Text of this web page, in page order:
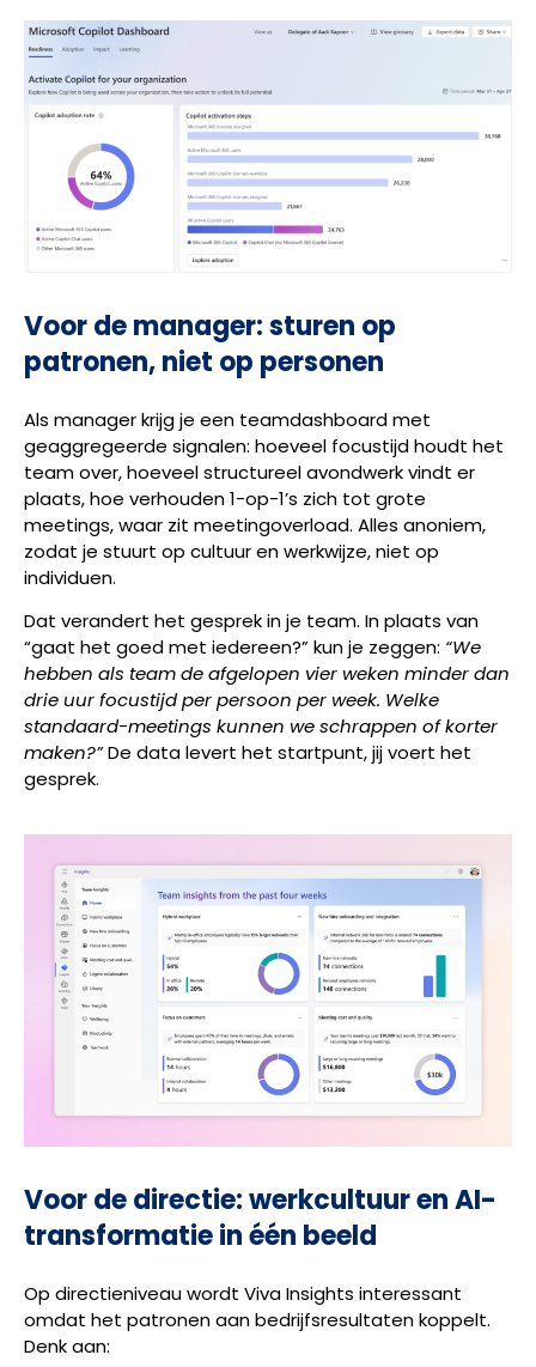
Voor de manager: sturen op
patronen, niet op personen
Als manager krijg je een teamdashboard met
geaggregeerde signalen: hoeveel focustijd houdt het
team over, hoeveel structureel avondwerk vindt er
plaats, hoe verhouden 1-op-1’s zich tot grote
meetings, waar zit meetingoverload. Alles anoniem,
zodat je stuurt op cultuur en werkwijze, niet op
individuen.
Dat verandert het gesprek in je team. In plaats van
“gaat het goed met iedereen?” kun je zeggen: “We
hebben als team de afgelopen vier weken minder dan
drie uur focustijd per persoon per week. Welke
standaard-meetings kunnen we schrappen of korter
maken?”De data levert het startpunt, jij voert het
gesprek.
Voor de directie: werkcultuur en AI-
transformatie in één beeld
Op directieniveau wordt Viva Insights interessant
omdat het patronen aan bedrijfsresultaten koppelt.
Denk aan: